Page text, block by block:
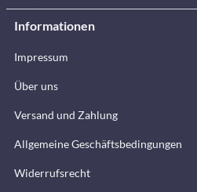
Informationen
Impressum
Über uns
Versand und Zahlung
Allgemeine Geschäftsbedingungen
Widerrufsrecht